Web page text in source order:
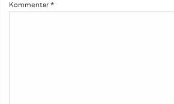
Kommentar *